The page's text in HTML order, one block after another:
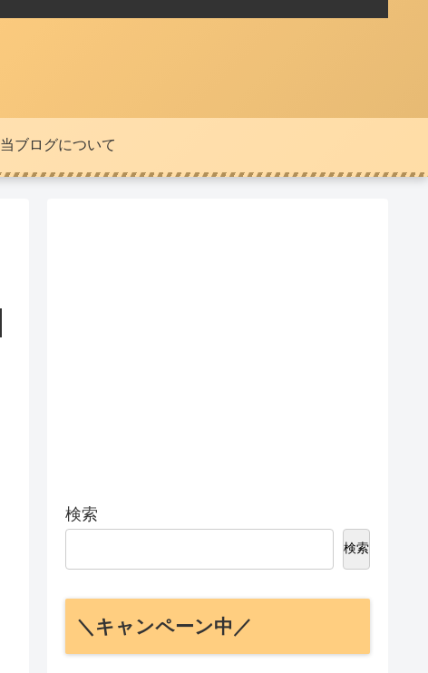
当ブログについて
検索
検索
＼キャンペーン中／